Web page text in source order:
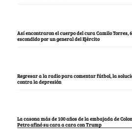
Así encontraron el cuerpo del cura Camilo Torres,
escondido por un general del Ejército
Regresar a la radio para comentar fútbol, la
contra la depresión
La casona más de 100 años de la embajada de
Petro afinó su cara a cara con Trump